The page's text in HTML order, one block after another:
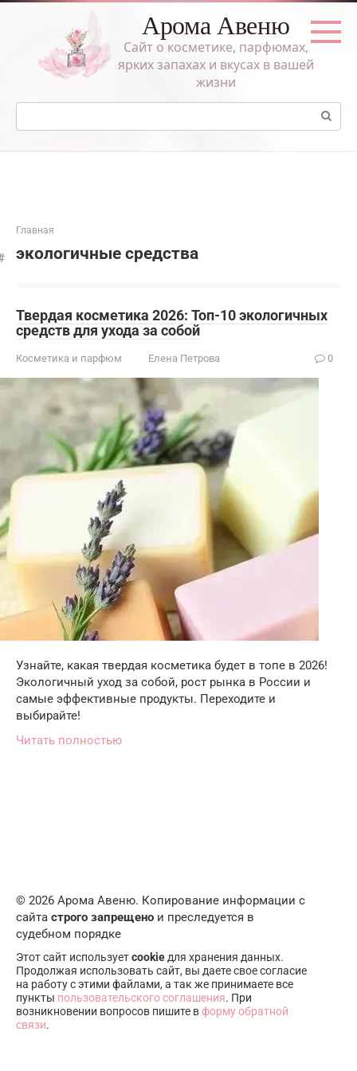
Перейти
Арома Авеню
Сайт о косметике, парфюмах,
ярких запахах и вкусах в вашей
жизни
Поиск:
Главная
экологичные средства
Твердая косметика 2026: Топ-10 экологичных
средств для ухода за собой
Косметика и парфюм Елена Петрова 0
Узнайте, какая твердая косметика будет в топе в 2026!
Экологичный уход за собой, рост рынка в России и
самые эффективные продукты. Переходите и
выбирайте!
Читать полностью
© 2026 Арома Авеню. Копирование информации с
сайта строго запрещено и преследуется в
судебном порядке
Этот сайт используетcookie для хранения данных.
Продолжая использовать сайт, вы даете свое согласие
на работу с этими файлами, а так же принимаете все
пункты пользовательского соглашения. При
возникновении вопросов пишите вформу обратной
связи.